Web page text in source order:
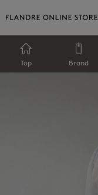
Top Brand